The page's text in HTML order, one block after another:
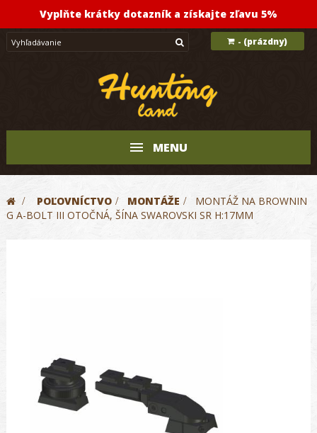
Vyplňte krátky dotazník a získajte zľavu 5%
- (prázdny)
MENU
> POĽOVNÍCTVO > MONTÁŽE >
MONTÁŽ NA BROWNIN
G A-BOLT III OTOČNÁ, ŠÍNA SWAROVSKI SR H:17MM